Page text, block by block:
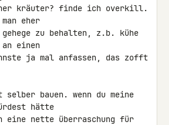
kräuter? finde ich overkill.
eher
zu behalten, z.b. kühe
einen
ja mal anfassen, das zofft
bauen. wenn du meine
hätte
eine nette überraschung für